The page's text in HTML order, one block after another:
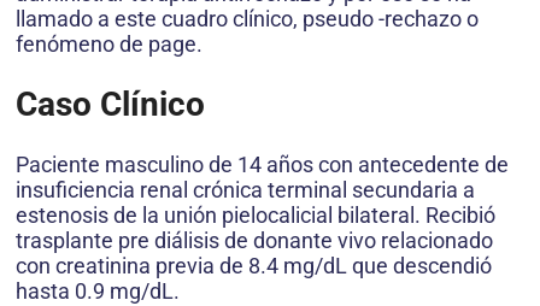
llamado a este cuadro clínico, pseudo -rechazo o
fenómeno de page.
Caso Clínico
Paciente masculino de 14 años con antecedente de
insuficiencia renal crónica terminal secundaria a
estenosis de la unión pielocalicial bilateral. Recibió
trasplante pre diálisis de donante vivo relacionado
con creatinina previa de 8.4 mg/dL que descendió
hasta 0.9 mg/dL.